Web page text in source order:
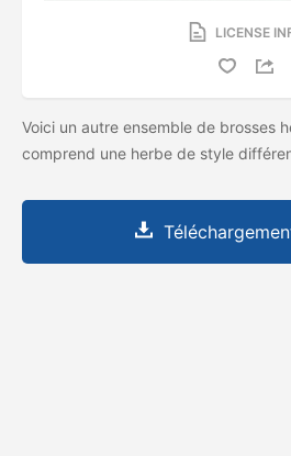
LICENSE
Voici un autre ensemble de brosses
comprend une herbe de style